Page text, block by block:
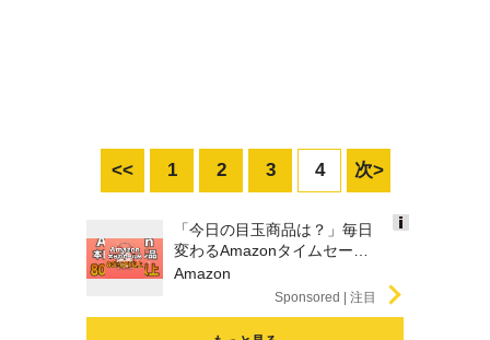
<< 1 2 3 4 次>
「今日の目玉商品は？」毎日
変わるAmazonタイムセール
が見逃せない
Amazon
Sponsored